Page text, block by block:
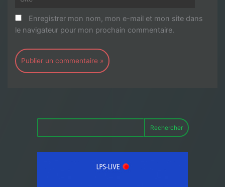
Enregistrer mon nom, mon e-mail et mon site dans
le navigateur pour mon prochain commentaire.
Rechercher